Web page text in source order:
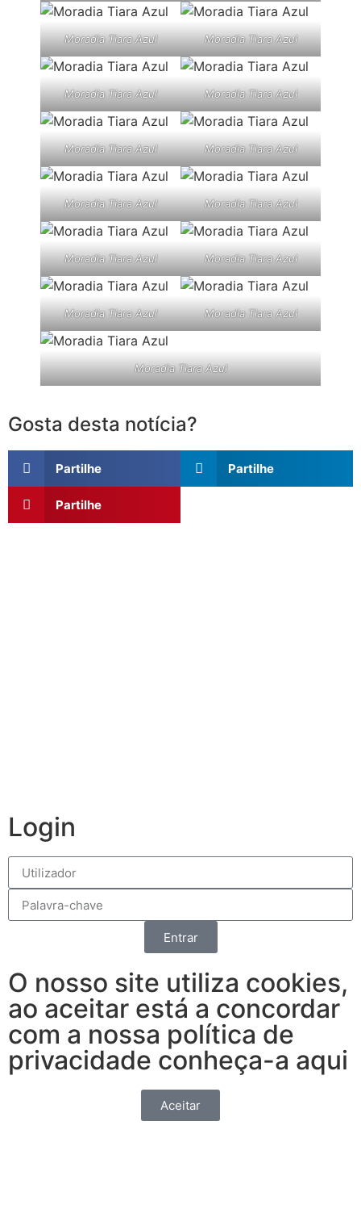
Moradia Tiara Azul Moradia Tiara Azul
Moradia Tiara Azul Moradia Tiara Azul
Moradia Tiara Azul Moradia Tiara Azul
Moradia Tiara Azul Moradia Tiara Azul
Moradia Tiara Azul Moradia Tiara Azul
Moradia Tiara Azul Moradia Tiara Azul
Moradia Tiara Azul
Gosta desta notícia?
Partilhe Partilhe
Partilhe
Login
Entrar
O nosso site utiliza cookies,
ao aceitar está a concordar
com a nossa política de
privacidade conheça-a aqui
Aceitar